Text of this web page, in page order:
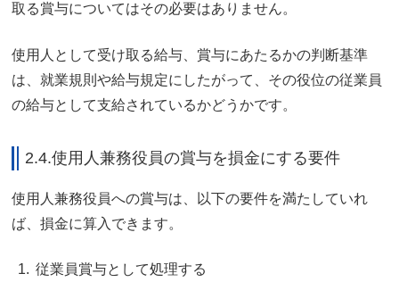
取る賞与についてはその必要はありません。
使用人として受け取る給与、賞与にあたるかの判断基準
は、就業規則や給与規定にしたがって、その役位の従業員
の給与として支給されているかどうかです。
2.4.使用人兼務役員の賞与を損金にする要件
使用人兼務役員への賞与は、以下の要件を満たしていれ
ば、損金に算入できます。
従業員賞与として処理する